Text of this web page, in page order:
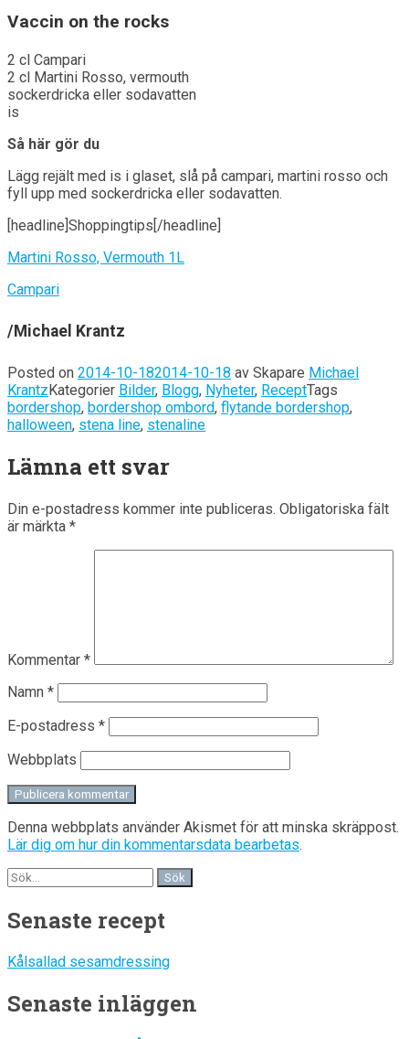
Vaccin on the rocks
2 cl Campari
2 cl Martini Rosso, vermouth
sockerdricka eller sodavatten
is
Så här gör du
Lägg rejält med is i glaset, slå på campari, martini rosso och
fyll upp med sockerdricka eller sodavatten.
[headline]Shoppingtips[/headline]
Martini Rosso, Vermouth 1L
Campari
/Michael Krantz
Posted on 2014-10-182014-10-18 av Skapare Michael
KrantzKategorier Bilder, Blogg, Nyheter, ReceptTags
bordershop, bordershop ombord, flytande bordershop,
halloween, stena line, stenaline
Lämna ett svar
Din e-postadress kommer inte publiceras. Obligatoriska fält
är märkta *
Kommentar *
Namn *
E-postadress *
Webbplats
Denna webbplats använder Akismet för att minska skräppost.
Lär dig om hur din kommentarsdata bearbetas.
Senaste recept
Kålsallad sesamdressing
Senaste inläggen